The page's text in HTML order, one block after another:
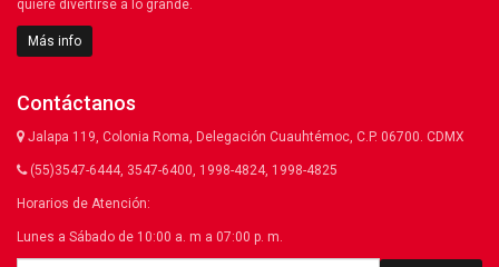
quiere divertirse a lo grande.
Más info
Contáctanos
Jalapa 119, Colonia Roma, Delegación Cuauhtémoc, C.P. 06700. CDMX
(55)3547-6444, 3547-6400, 1998-4824, 1998-4825
Horarios de Atención:
Lunes a Sábado de 10:00 a. m a 07:00 p. m.